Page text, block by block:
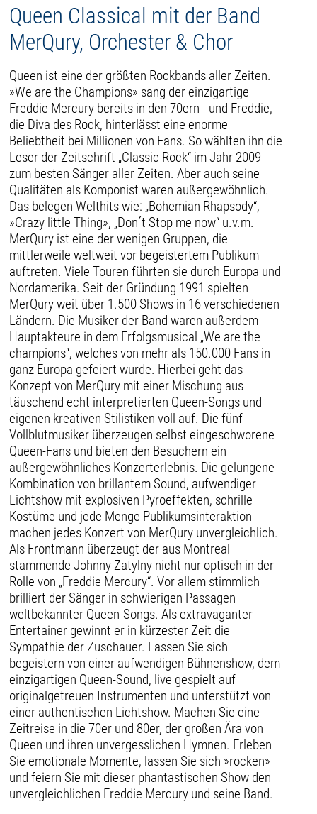
Queen Classical mit der Band
MerQury, Orchester & Chor
Queen ist eine der größten Rockbands aller Zeiten.
»We are the Champions» sang der einzigartige
Freddie Mercury bereits in den 70ern - und Freddie,
die Diva des Rock, hinterlässt eine enorme
Beliebtheit bei Millionen von Fans. So wählten ihn die
Leser der Zeitschrift „Classic Rock“ im Jahr 2009
zum besten Sänger aller Zeiten. Aber auch seine
Qualitäten als Komponist waren außergewöhnlich.
Das belegen Welthits wie: „Bohemian Rhapsody“,
»Crazy little Thing», „Don´t Stop me now“ u.v.m.
MerQury ist eine der wenigen Gruppen, die
mittlerweile weltweit vor begeistertem Publikum
auftreten. Viele Touren führten sie durch Europa und
Nordamerika. Seit der Gründung 1991 spielten
MerQury weit über 1.500 Shows in 16 verschiedenen
Ländern. Die Musiker der Band waren außerdem
Hauptakteure in dem Erfolgsmusical „We are the
champions“, welches von mehr als 150.000 Fans in
ganz Europa gefeiert wurde. Hierbei geht das
Konzept von MerQury mit einer Mischung aus
täuschend echt interpretierten Queen-Songs und
eigenen kreativen Stilistiken voll auf. Die fünf
Vollblutmusiker überzeugen selbst eingeschworene
Queen-Fans und bieten den Besuchern ein
außergewöhnliches Konzerterlebnis. Die gelungene
Kombination von brillantem Sound, aufwendiger
Lichtshow mit explosiven Pyroeffekten, schrille
Kostüme und jede Menge Publikumsinteraktion
machen jedes Konzert von MerQury unvergleichlich.
Als Frontmann überzeugt der aus Montreal
stammende Johnny Zatylny nicht nur optisch in der
Rolle von „Freddie Mercury“. Vor allem stimmlich
brilliert der Sänger in schwierigen Passagen
weltbekannter Queen-Songs. Als extravaganter
Entertainer gewinnt er in kürzester Zeit die
Sympathie der Zuschauer. Lassen Sie sich
begeistern von einer aufwendigen Bühnenshow, dem
einzigartigen Queen-Sound, live gespielt auf
originalgetreuen Instrumenten und unterstützt von
einer authentischen Lichtshow. Machen Sie eine
Zeitreise in die 70er und 80er, der großen Ära von
Queen und ihren unvergesslichen Hymnen. Erleben
Sie emotionale Momente, lassen Sie sich »rocken»
und feiern Sie mit dieser phantastischen Show den
unvergleichlichen Freddie Mercury und seine Band.